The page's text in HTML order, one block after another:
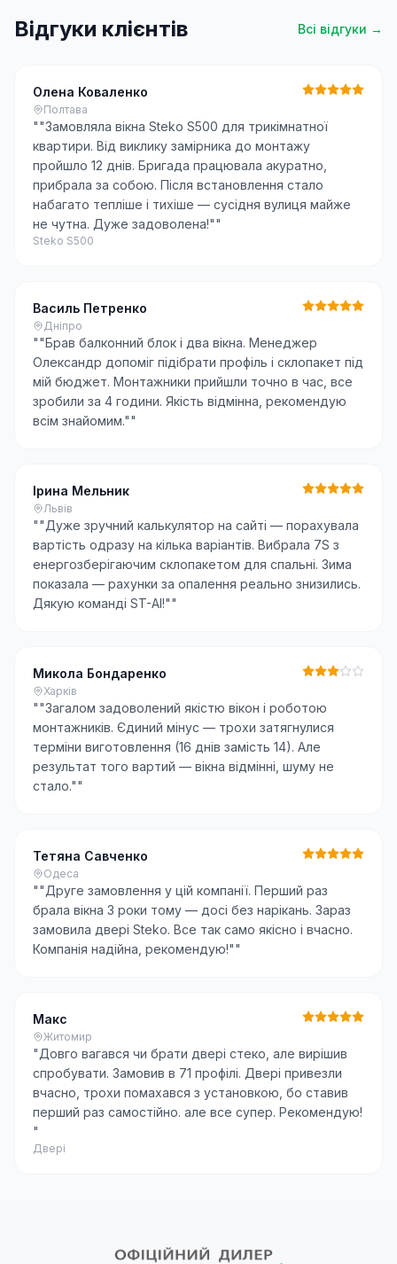
Відгуки клієнтів Всі відгуки →
Олена Коваленко
Полтава
""Замовляла вікна Steko S500 для трикімнатної
квартири. Від виклику замірника до монтажу
пройшло 12 днів. Бригада працювала акуратно,
прибрала за собою. Після встановлення стало
набагато тепліше і тихіше — сусідня вулиця майже
не чутна. Дуже задоволена!""
Steko S500
Василь Петренко
Дніпро
""Брав балконний блок і два вікна. Менеджер
Олександр допоміг підібрати профіль і склопакет під
мій бюджет. Монтажники прийшли точно в час, все
зробили за 4 години. Якість відмінна, рекомендую
всім знайомим.""
Ірина Мельник
Львів
""Дуже зручний калькулятор на сайті — порахувала
вартість одразу на кілька варіантів. Вибрала 7S з
енергозберігаючим склопакетом для спальні. Зима
показала — рахунки за опалення реально знизились.
Дякую команді ST-AI!""
Микола Бондаренко
Харків
""Загалом задоволений якістю вікон і роботою
монтажників. Єдиний мінус — трохи затягнулися
терміни виготовлення (16 днів замість 14). Але
результат того вартий — вікна відмінні, шуму не
стало.""
Тетяна Савченко
Одеса
""Друге замовлення у цій компанії. Перший раз
брала вікна 3 роки тому — досі без нарікань. Зараз
замовила двері Steko. Все так само якісно і вчасно.
Компанія надійна, рекомендую!""
Макс
Житомир
"Довго вагався чи брати двері стеко, але вирішив
спробувати. Замовив в 71 профілі. Двері привезли
вчасно, трохи помахався з установкою, бо ставив
перший раз самостійно. але все супер. Рекомендую!
"
Двері